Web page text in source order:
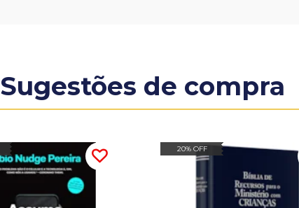
Sugestões de compra
20% OFF